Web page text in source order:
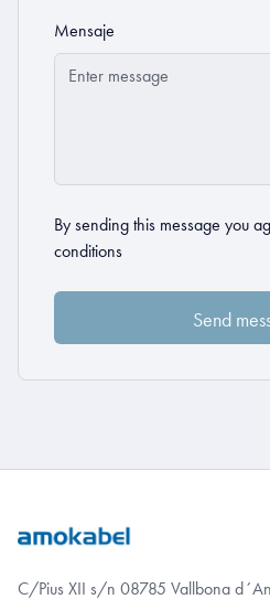
Mensaje
By sending this message you
conditions
C/Pius XII s/n 08785 Vallbona